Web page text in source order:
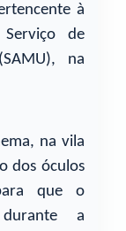
à
de
na
na vila
dos óculos
que o
durante a